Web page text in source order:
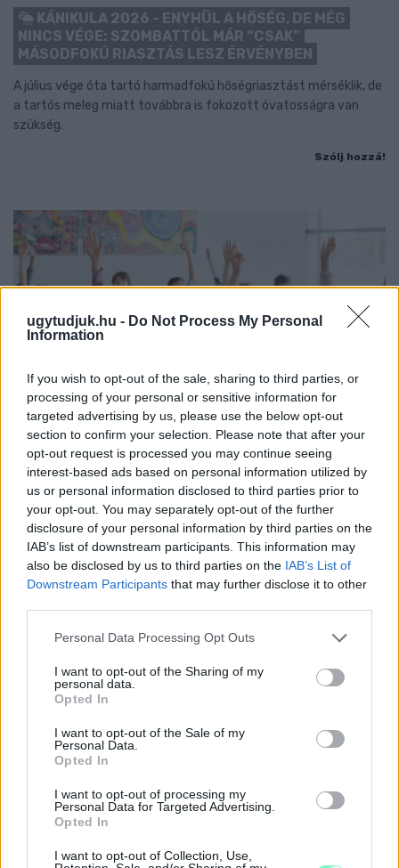
ugytudjuk.hu - Do Not Process My Personal
Information
If you wish to opt-out of the sale, sharing to third parties, or
processing of your personal or sensitive information for
targeted advertising by us, please use the below opt-out
section to confirm your selection. Please note that after your
opt-out request is processed you may continue seeing
interest-based ads based on personal information utilized by
us or personal information disclosed to third parties prior to
your opt-out. You may separately opt-out of the further
disclosure of your personal information by third parties on the
IAB’s list of downstream participants. This information may
also be disclosed by us to third parties on the IAB’s List of
Downstream Participants that may further disclose it to other
Please note that this website/app uses one or more Google
not limited to your visit or usage behaviour. You may click to
grant or deny consent to Google and its third-party tags to
use your data for below specified purposes in below Google
consent section.
Personal Data Processing Opt Outs
I want to opt-out of the Sharing of my
personal data.
Opted In
I want to opt-out of the Sale of my
Personal Data.
Opted In
I want to opt-out of processing my
Personal Data for Targeted Advertising.
Opted In
I want to opt-out of Collection, Use,
KÁNIKULA 2026 - ENYHÜL A HŐSÉG, DE MÉG
NINCS VÉGE: SZOMBATTÓL MÁR “CSAK”
MÁSODFOKÚ RIASZTÁS LESZ ÉRVÉNYBEN
A július vége óta tartó harmadfokú hőségriasztást mérséklik, de
a tartós meleg miatt továbbra is fokozott óvatosságra van
szükség.
Szólj hozzá!
KÉT RÉSZLETBEN ÉRKEZIK A 100 EZER FORINTOS
ISKOLAKEZDÉSI TÁMOGATÁS, AMIT NEM KELL KÜLÖN
IGÉNYELNI
Az első 50 ezer forintot még a tanévkezdés előtt folyósítja a
Magyar Államkincstár, a második részlet novemberben, utalvány
formájában érkezik.